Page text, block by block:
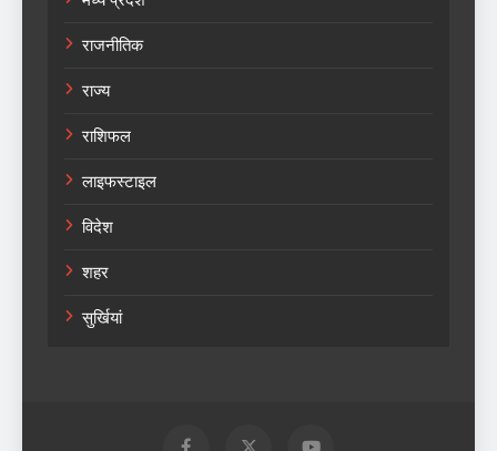
राजनीतिक
राज्य
राशिफल
लाइफस्टाइल
विदेश
शहर
सुर्खियां